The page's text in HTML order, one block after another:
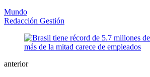
Mundo
Redacción Gestión
anterior